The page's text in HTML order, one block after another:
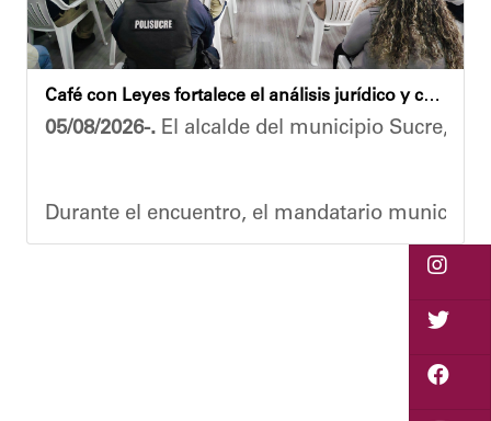
​"Tenemos un desafío en todo el estado
Finalmente, el ministro de Educación, Héctor
Esta jornada ratifica el esfuerzo articulado
Café con Leyes fortalece el análisis jurídico y constitucional en el municipio Sucre
05/08/2026-. El alcalde del municipio Sucre,
Durante el encuentro, el mandatario
El programa "Café con Leyes" se consolida